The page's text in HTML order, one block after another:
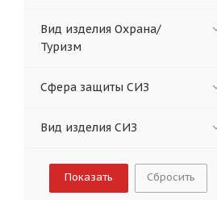
Вид изделия Охрана/
Туризм
Сфера защиты СИЗ
Вид изделия СИЗ
Сбросить